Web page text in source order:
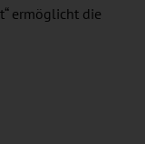
ermöglicht die